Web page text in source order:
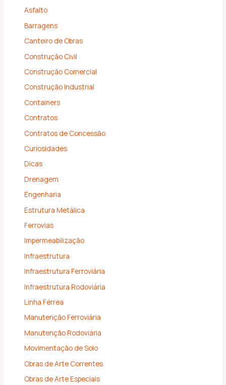
Asfalto
Barragens
Canteiro de Obras
Construção Civil
Construção Comercial
Construção Industrial
Containers
Contratos
Contratos de Concessão
Curiosidades
Dicas
Drenagem
Engenharia
Estrutura Metálica
Ferrovias
Impermeabilização
Infraestrutura
Infraestrutura Ferroviária
Infraestrutura Rodoviária
Linha Férrea
Manutenção Ferroviária
Manutenção Rodoviária
Movimentação de Solo
Obras de Arte Correntes
Obras de Arte Especiais